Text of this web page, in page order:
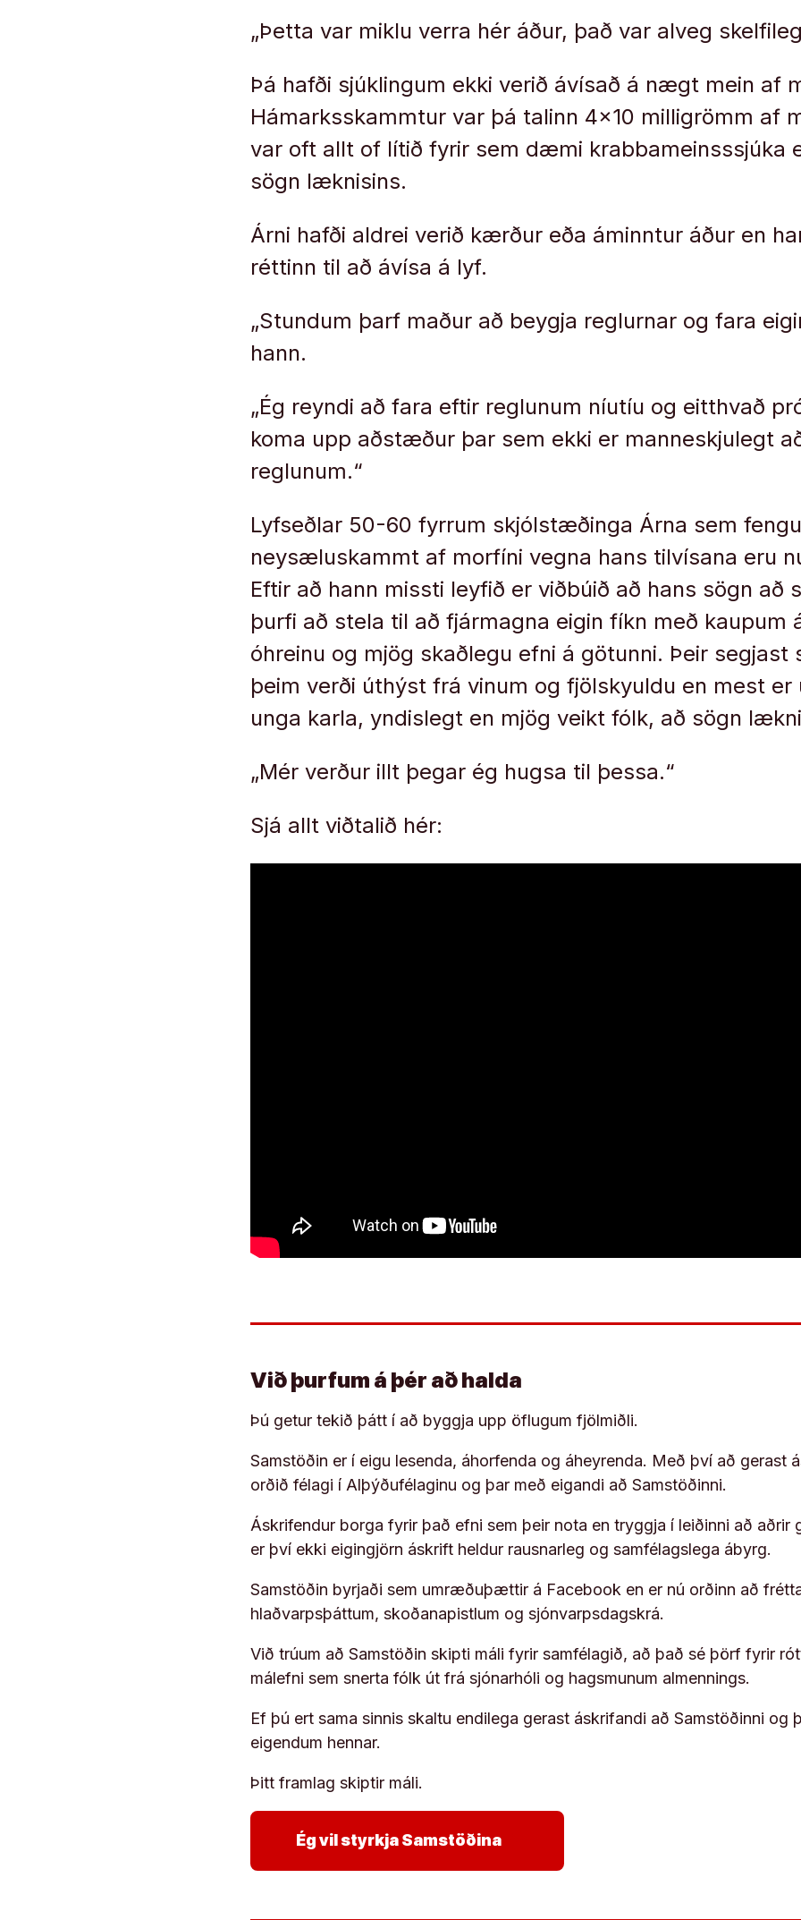
„Þetta var miklu verra hér áður, það var alveg
Þá hafði sjúklingum ekki verið ávísað á nægt mein af
Hámarksskammtur var þá talinn 4×10 milligrömm af
var oft allt of lítið fyrir sem dæmi krabbameinsssjúka
sögn læknisins.
Árni hafði aldrei verið kærður eða áminntur áður en
réttinn til að ávísa á lyf.
„Stundum þarf maður að beygja reglurnar og fara
hann.
„Ég reyndi að fara eftir reglunum níutíu og eitthvað
koma upp aðstæður þar sem ekki er manneskjulegt
reglunum.“
Lyfseðlar 50-60 fyrrum skjólstæðinga Árna sem
neysæluskammt af morfíni vegna hans tilvísana eru
Eftir að hann missti leyfið er viðbúið að hans sögn að
þurfi að stela til að fjármagna eigin fíkn með kaupum
óhreinu og mjög skaðlegu efni á götunni. Þeir segjast
þeim verði úthýst frá vinum og fjölskyuldu en mest
unga karla, yndislegt en mjög veikt fólk, að sögn
„Mér verður illt þegar ég hugsa til þessa.“
Sjá allt viðtalið hér:
Við þurfum á þér að halda
Þú getur tekið þátt í að byggja upp öflugum fjölmiðli.
Samstöðin er í eigu lesenda, áhorfenda og áheyrenda. Með því að gerast
orðið félagi í Alþýðufélaginu og þar með eigandi að Samstöðinni.
Áskrifendur borga fyrir það efni sem þeir nota en tryggja í leiðinni að aðrir
er því ekki eigingjörn áskrift heldur rausnarleg og samfélagslega ábyrg.
Samstöðin byrjaði sem umræðuþættir á Facebook en er nú orðinn að
hlaðvarpsþáttum, skoðanapistlum og sjónvarpsdagskrá.
Við trúum að Samstöðin skipti máli fyrir samfélagið, að það sé þörf fyrir
málefni sem snerta fólk út frá sjónarhóli og hagsmunum almennings.
Ef þú ert sama sinnis skaltu endilega gerast áskrifandi að Samstöðinni og
eigendum hennar.
Þitt framlag skiptir máli.
Ég vil styrkja Samstöðina